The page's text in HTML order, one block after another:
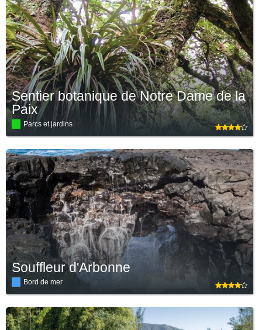
Sentier botanique de Notre Dame de la
Paix
Parcs et jardins
Souffleur d'Arbonne
Bord de mer